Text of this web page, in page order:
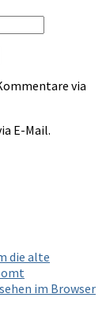
via
E-Mail.
die alte
im Browser